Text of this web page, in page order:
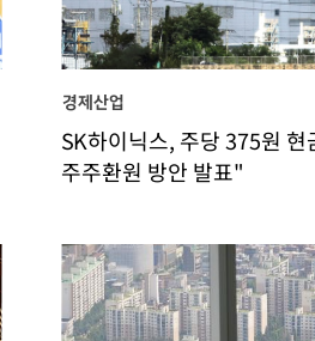
경제산업
SK하이닉스, 주당 375원
주주환원 방안 발표"